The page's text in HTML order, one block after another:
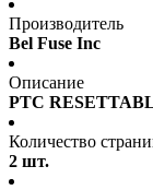
Производитель
Bel Fuse Inc
Описание
PTC
Количество
2 шт.